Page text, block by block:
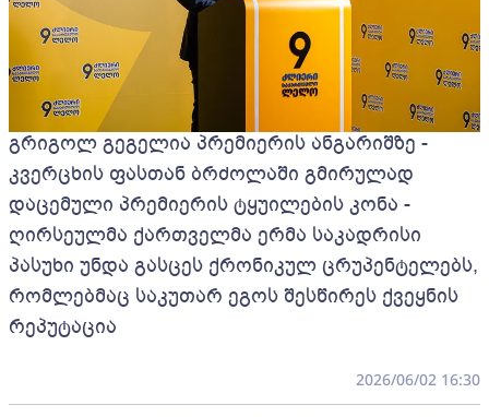
გრიგოლ გეგელია პრემიერის ანგარიშზე -
კვერცხის ფასთან ბრძოლაში გმირულად
დაცემული პრემიერის ტყუილების კონა -
ღირსეულმა ქართველმა ერმა საკადრისი
პასუხი უნდა გასცეს ქრონიკულ ცრუპენტელებს,
რომლებმაც საკუთარ ეგოს შესწირეს ქვეყნის
რეპუტაცია
2026/06/02 16:30